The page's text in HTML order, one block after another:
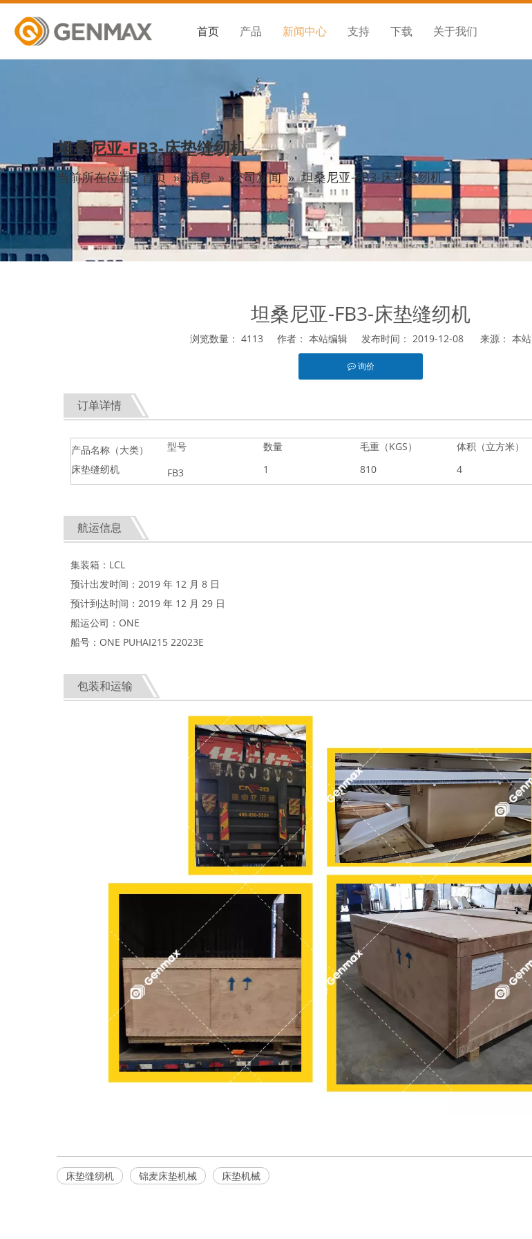
首页 产品 新闻中心 支持 下载 关于我们
坦桑尼亚-FB3-床垫缝纫机
当前所在位置: 首页 » 消息 » 公司新闻 » 坦桑尼亚-FB3-床垫缝纫机
坦桑尼亚-FB3-床垫缝纫机
浏览数量： 4113 作者： 本站编辑 发布时间： 2019-12-08 来源： 本站
询价
["facebook","twitter","line","wechat","linkedin","pinterest","whatsapp"]
订单详情
产品名称（大类） 型号 数量 毛重（KGS） 体积（立方米）
床垫缝纫机
FB3 1 810 4
航运信息
集装箱：LCL
预计出发时间：2019 年 12 月 8 日
预计到达时间：2019 年 12 月 29 日
船运公司：ONE
船号：ONE PUHAI215 22023E
包装和运输
床垫缝纫机 锦麦床垫机械 床垫机械